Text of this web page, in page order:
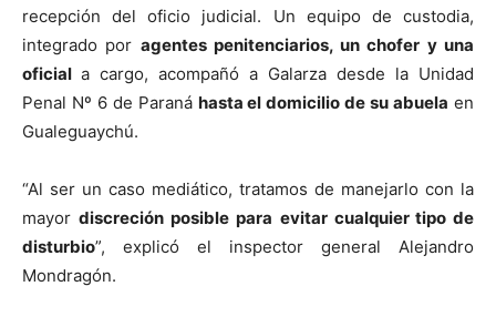
recepción del oficio judicial. Un equipo de custodia,
integrado por agentes penitenciarios, un chofer y una
oficial a cargo, acompañó a Galarza desde la Unidad
Penal Nº 6 de Paraná hasta el domicilio de su abuela en
Gualeguaychú.
“Al ser un caso mediático, tratamos de manejarlo con la
mayor discreción posible para evitar cualquier tipo de
disturbio”, explicó el inspector general Alejandro
Mondragón.